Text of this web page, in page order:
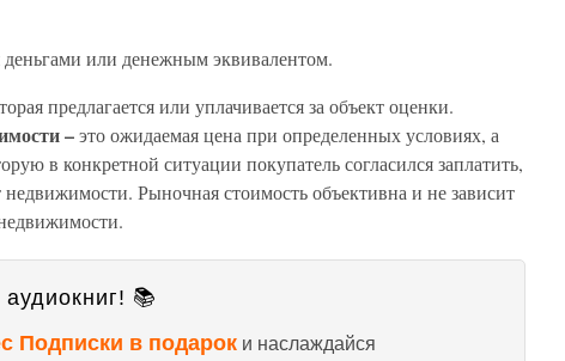
деньгами или денежным эквивалентом.
предлагается или уплачивается за объект оценки.
–это ожидаемая цена при определенных условиях, а
в конкретной ситуации покупатель согласился заплатить,
недвижимости. Рыночная стоимость объективна и не зависит
📚
Подписки в подарок и наслаждайся